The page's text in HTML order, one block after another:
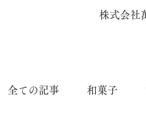
株式会社
全ての記事 和菓子